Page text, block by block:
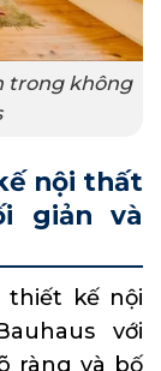
trong không
nội thất
giản và
thiết kế nội
với
ràng và bố